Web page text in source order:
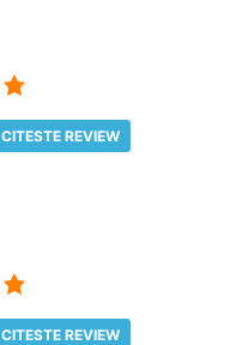
CITESTE REVIEW
CITESTE REVIEW